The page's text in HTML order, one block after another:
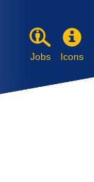
Icons
Jobs